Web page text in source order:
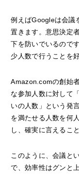
例えばGoogleは会議
置きます。意思決定
下を防いでいるので
少人数で行うことを
Amazon.comの創始
な参加人数に対して
いの人数」という発
を満たせる人数を何
し、確実に言えるこ
このように、会議と
で、効率性はグンと